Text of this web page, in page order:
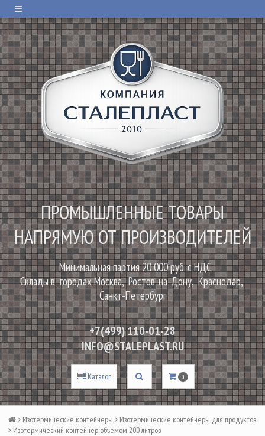
ПРОМЫШЛЕННЫЕ ТОВАРЫ
НАПРЯМУЮ ОТ ПРОИЗВОДИТЕЛЕЙ
Минимальная партия 20 000 руб. с НДС
Склады в городах Москва, Ростов-на-Дону, Краснодар,
Санкт-Петербург
+7(499) 110-01-28
INFO@STALEPLAST.RU
Каталог 0
Изотермические контейнеры
Изотермические контейнеры для продуктов
Изотермический контейнер объемом 200 литров